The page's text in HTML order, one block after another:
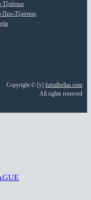
Προ-Τζούνιορ
Copyright © [y] futsalhellas.com
All rights reserved